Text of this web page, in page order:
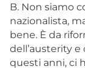
B. Non siamo
nazionalista,
bene. È da
dell’austerity
questi anni, ci